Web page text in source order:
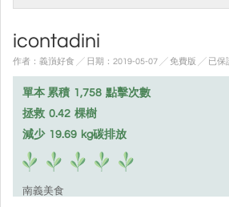
icontadini
作者：義嵿好食 ╱ 日期：2019-05-07 ╱ 免費版 ╱ 已保
單本 累積 1,758 點擊次數
拯救 0.42 棵樹
減少 19.69 kg碳排放
南義美食